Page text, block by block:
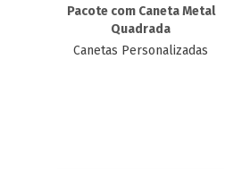
Pacote com Caneta Metal
Quadrada
Canetas Personalizadas